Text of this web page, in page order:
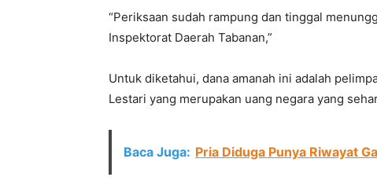
“Periksaan sudah rampung dan tinggal
Inspektorat Daerah Tabanan,”
Untuk diketahui, dana amanah ini adalah
Lestari yang merupakan uang negara yang
Baca Juga: Pria Diduga Punya Riwayat